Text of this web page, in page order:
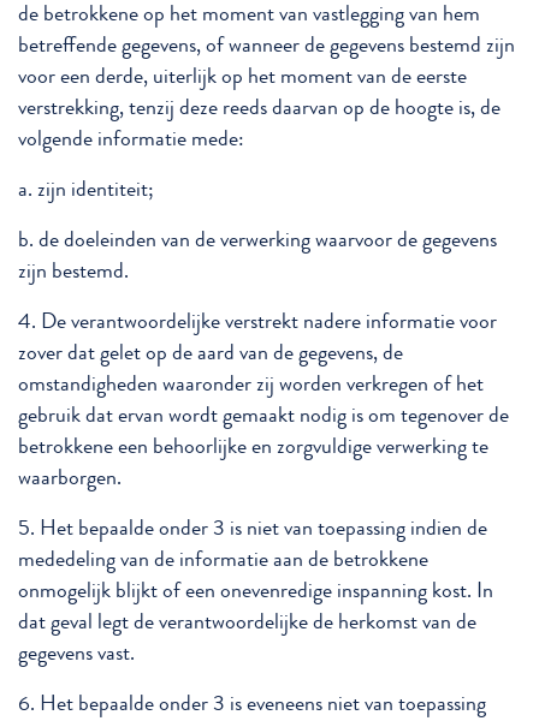
de betrokkene op het moment van vastlegging van hem
betreffende gegevens, of wanneer de gegevens bestemd zijn
voor een derde, uiterlijk op het moment van de eerste
verstrekking, tenzij deze reeds daarvan op de hoogte is, de
volgende informatie mede:
a. zijn identiteit;
b. de doeleinden van de verwerking waarvoor de gegevens
zijn bestemd.
4. De verantwoordelijke verstrekt nadere informatie voor
zover dat gelet op de aard van de gegevens, de
omstandigheden waaronder zij worden verkregen of het
gebruik dat ervan wordt gemaakt nodig is om tegenover de
betrokkene een behoorlijke en zorgvuldige verwerking te
waarborgen.
5. Het bepaalde onder 3 is niet van toepassing indien de
mededeling van de informatie aan de betrokkene
onmogelijk blijkt of een onevenredige inspanning kost. In
dat geval legt de verantwoordelijke de herkomst van de
gegevens vast.
6. Het bepaalde onder 3 is eveneens niet van toepassing